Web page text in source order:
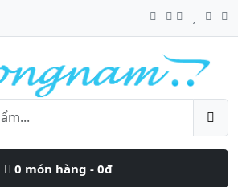
0 món hàng - 0đ